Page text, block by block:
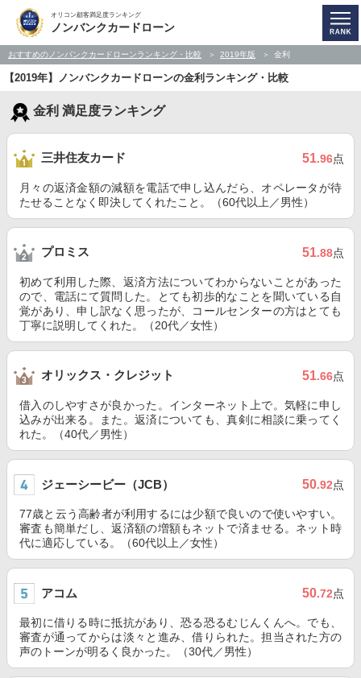
オリコン顧客満足度ランキング
ノンバンクカードローン
おすすめのノンバンクカードローンランキング・比較 2019年版 金利
【2019年】ノンバンクカードローンの金利ランキング・比較
金利 満足度ランキング
三井住友カード 51.96点
月々の返済金額の減額を電話で申し込んだら、オペレータが待
たせることなく即決してくれたこと。（60代以上／男性）
プロミス 51.88点
初めて利用した際、返済方法についてわからないことがあった
ので、電話にて質問した。とても初歩的なことを聞いている自
覚があり、申し訳なく思ったが、コールセンターの方はとても
丁寧に説明してくれた。（20代／女性）
オリックス・クレジット 51.66点
借入のしやすさが良かった。インターネット上で。気軽に申し
込みが出来る。また。返済についても、真剣に相談に乗ってく
れた。（40代／男性）
ジェーシービー（JCB） 50.92点
77歳と云う高齢者が利用するには少額で良いので使いやすい。
審査も簡単だし、返済額の増額もネットで済ませる。ネット時
代に適応している。（60代以上／女性）
アコム 50.72点
最初に借りる時に抵抗があり、恐る恐るむじんくんへ。でも、
審査が通ってからは淡々と進み、借りられた。担当された方の
声のトーンが明るく良かった。（30代／男性）